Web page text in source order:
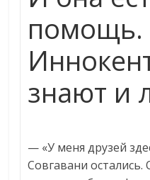
помощь.
знают и
— «У меня друзей
Совгавани остались.